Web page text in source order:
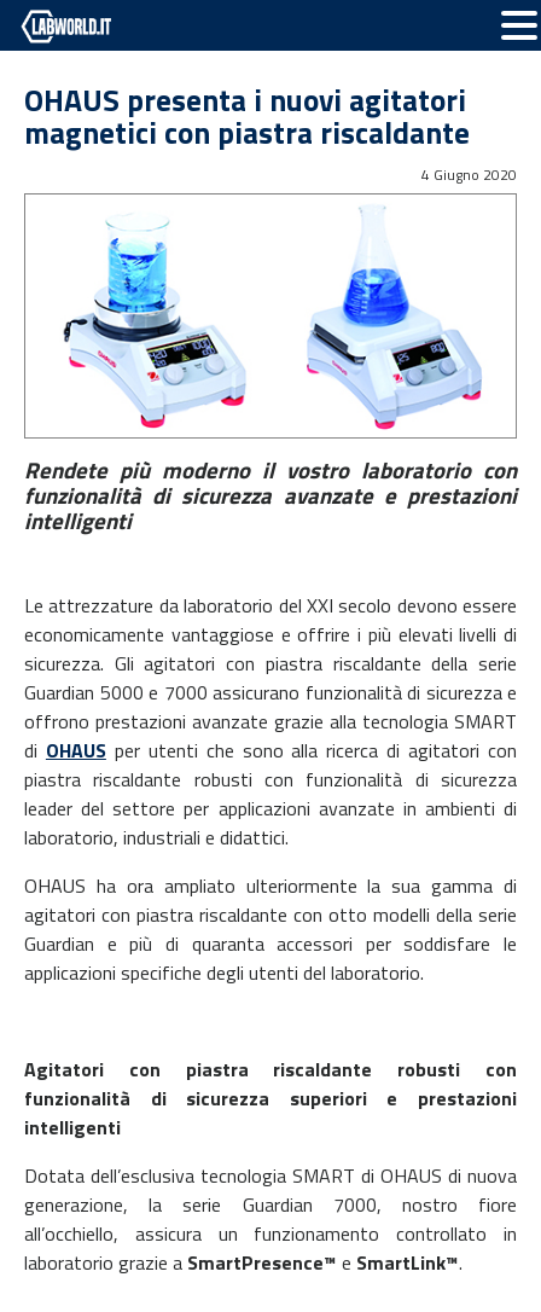
OHAUS presenta i nuovi agitatori
magnetici con piastra riscaldante
4 Giugno 2020
Rendete più moderno il vostro laboratorio con
funzionalità di sicurezza avanzate e prestazioni
intelligenti
Le attrezzature da laboratorio del XXI secolo devono essere
economicamente vantaggiose e offrire i più elevati livelli di
sicurezza. Gli agitatori con piastra riscaldante della serie
Guardian 5000 e 7000 assicurano funzionalità di sicurezza e
offrono prestazioni avanzate grazie alla tecnologia SMART
di OHAUSper utenti che sono alla ricerca di agitatori con
piastra riscaldante robusti con funzionalità di sicurezza
leader del settore per applicazioni avanzate in ambienti di
laboratorio, industriali e didattici.
OHAUS ha ora ampliato ulteriormente la sua gamma di
agitatori con piastra riscaldante con otto modelli della serie
Guardian e più di quaranta accessori per soddisfare le
applicazioni specifiche degli utenti del laboratorio.
Agitatori con piastra riscaldante robusti con
funzionalità di sicurezza superiori e prestazioni
intelligenti
Dotata dell’esclusiva tecnologia SMART di OHAUS di nuova
generazione, la serie Guardian 7000, nostro fiore
all’occhiello, assicura un funzionamento controllato in
laboratorio grazie a SmartPresence™ e SmartLink™.